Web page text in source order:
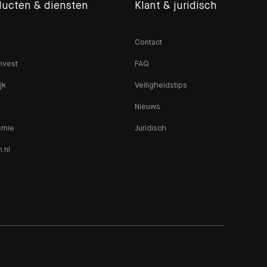
& diensten Klant & juridisch
Contact
FAQ
Veiligheidstips
Nieuws
Juridisch